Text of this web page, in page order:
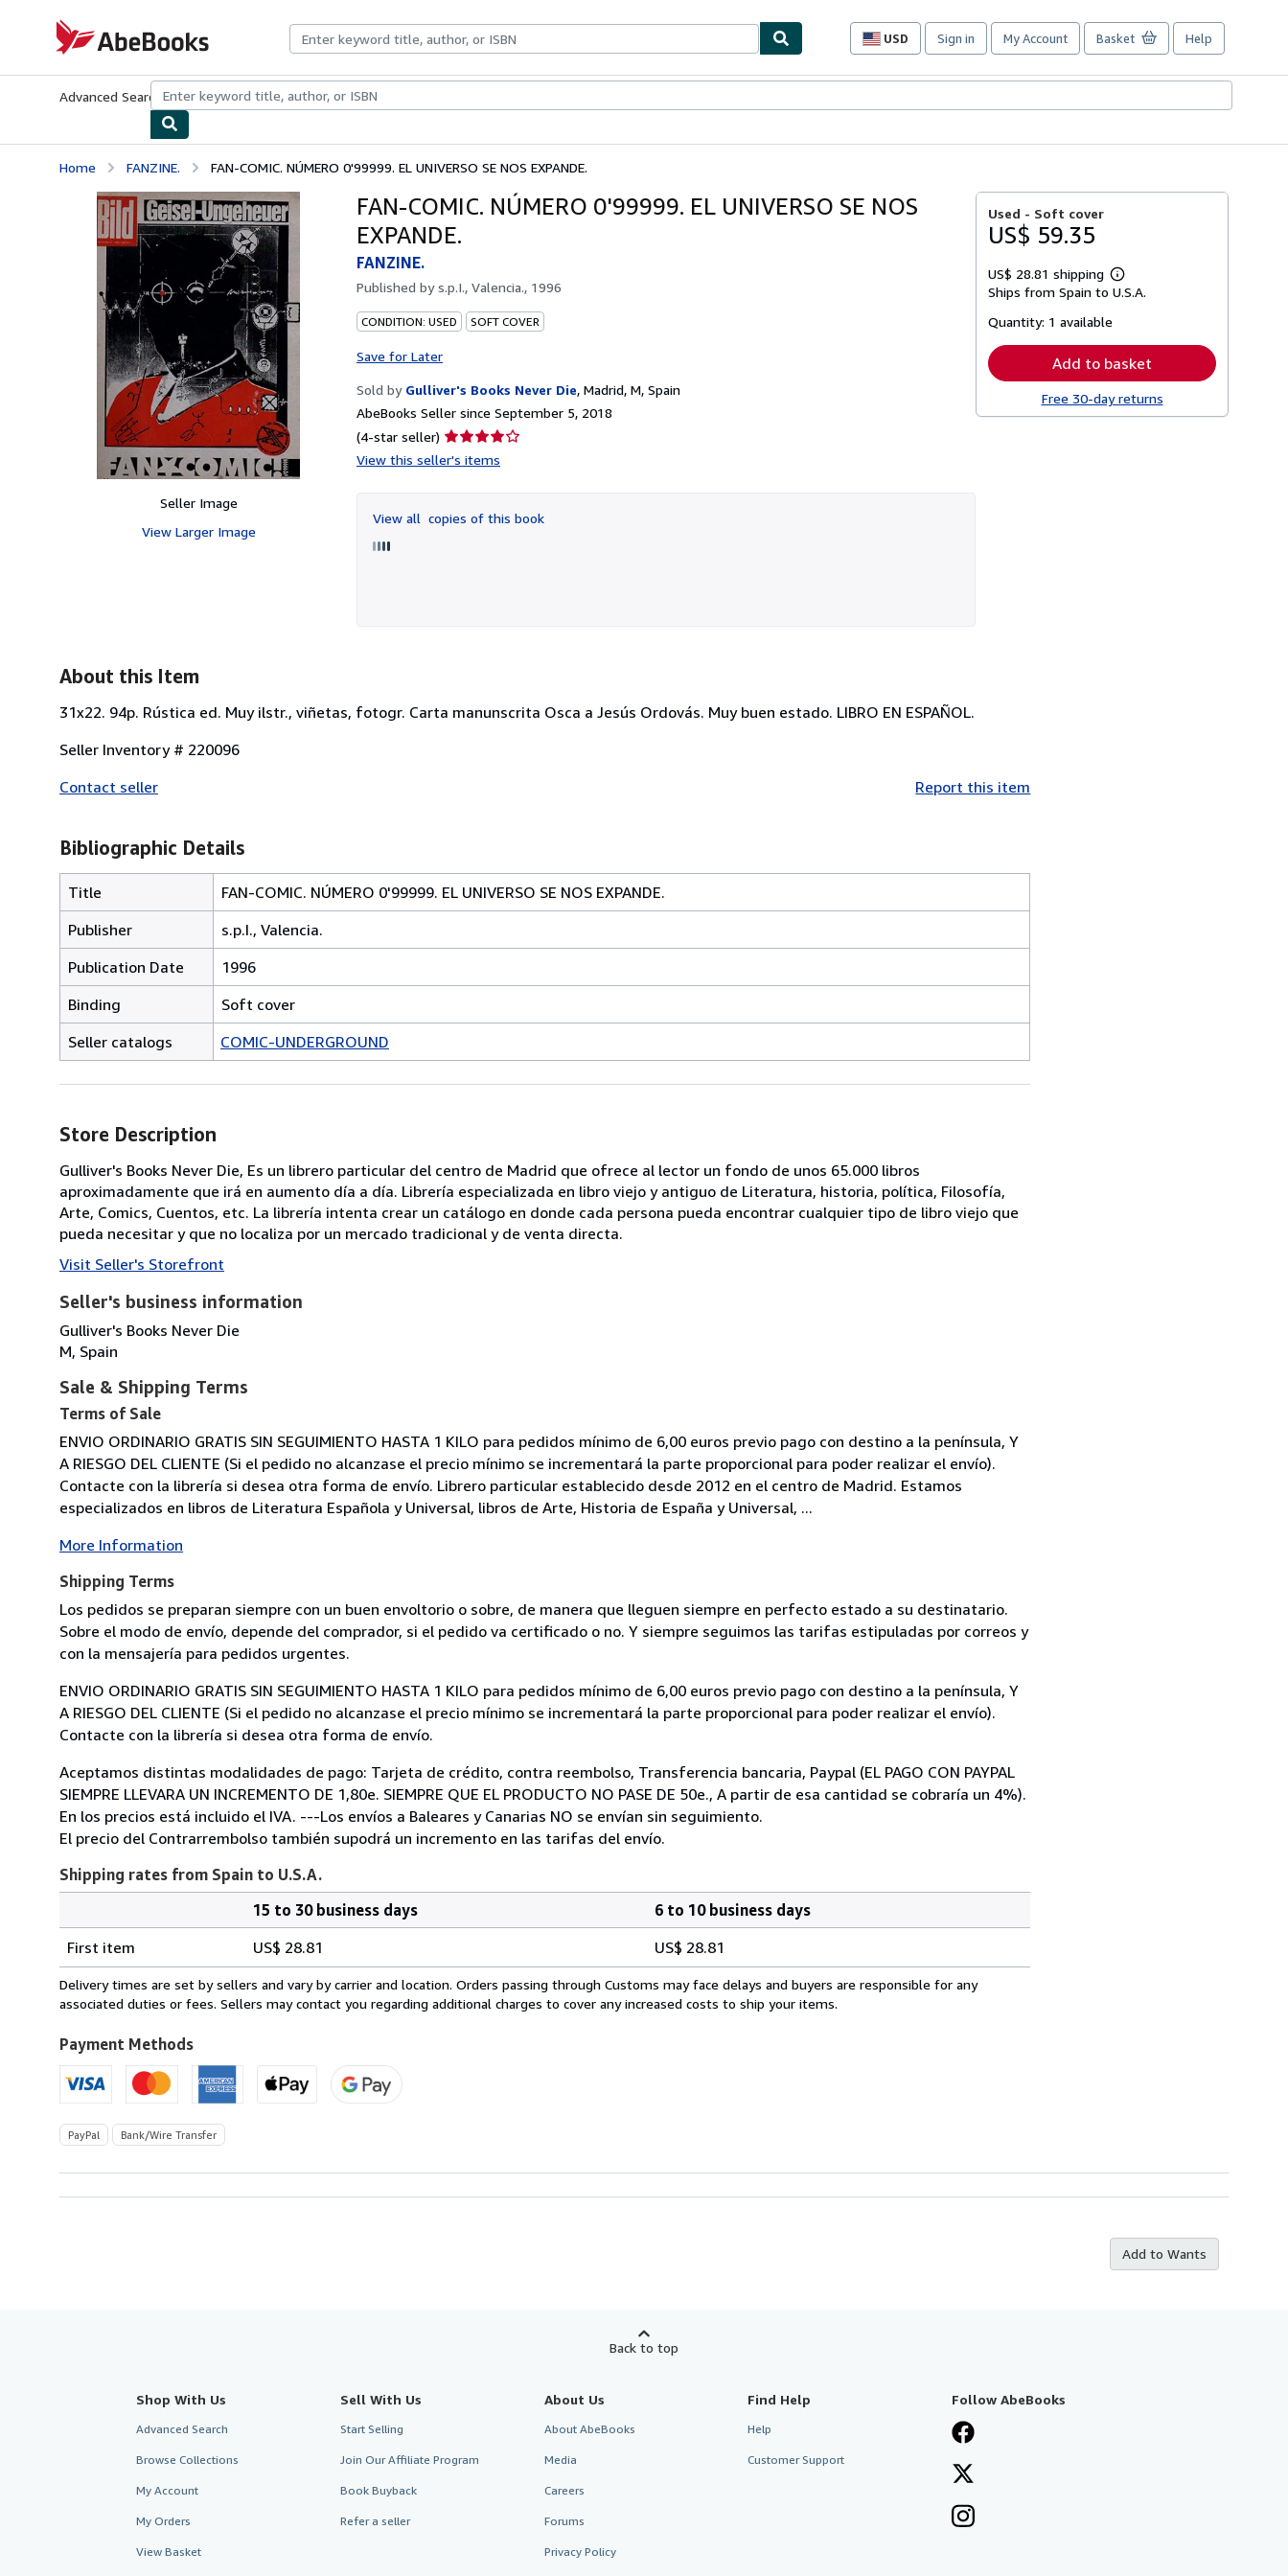
AbeBooks.com
USD
Site
preferences
Sign in My Account Basket Help
Advanced Search Browse CollectionsRare BooksArt & Collectibles
Home FANZINE. FAN-COMIC. NÚMERO 0'99999. EL UNIVERSO SE NOS EXPANDE.
Seller Image
View Larger Image
FAN-COMIC. NÚMERO 0'99999. EL UNIVERSO SE NOS
EXPANDE.
FANZINE.
Published bys.p.I., Valencia., 1996
CONDITION: USED SOFT COVER
Save for Later
Sold by Gulliver's Books Never Die, Madrid, M, Spain
AbeBooks Seller since September 5, 2018
(4-star seller) Seller
rating
of
5
View this seller's items
View all copies of this book
Used - Soft cover
US$ 59.35
US$ 28.81 shipping
Learn
more
Ships from Spain to U.S.A.
Quantity: 1 available
Add to basket
Free 30-day returns
About this Item
31x22. 94p. Rústica ed. Muy ilstr., viñetas, fotogr. Carta manunscrita Osca a Jesús Ordovás. Muy buen estado. LIBRO EN ESPAÑOL.
Seller Inventory # 220096
Contact seller
Report this item
Bibliographic Details
Title
FAN-COMIC. NÚMERO 0'99999. EL UNIVERSO SE NOS EXPANDE.
Publisher
s.p.I., Valencia.
Publication Date
1996
Binding
Soft cover
Seller catalogs
COMIC-UNDERGROUND
Store Description
Gulliver's Books Never Die, Es un librero particular del centro de Madrid que ofrece al lector un fondo de unos 65.000 libros
aproximadamente que irá en aumento día a día. Librería especializada en libro viejo y antiguo de Literatura, historia, política, Filosofía,
Arte, Comics, Cuentos, etc. La librería intenta crear un catálogo en donde cada persona pueda encontrar cualquier tipo de libro viejo que
pueda necesitar y que no localiza por un mercado tradicional y de venta directa.
Visit Seller's Storefront
Seller's business information
Gulliver's Books Never Die
M, Spain
Sale & Shipping Terms
Terms of Sale
ENVIO ORDINARIO GRATIS SIN SEGUIMIENTO HASTA 1 KILO para pedidos mínimo de 6,00 euros previo pago con destino a la península, Y
A RIESGO DEL CLIENTE (Si el pedido no alcanzase el precio mínimo se incrementará la parte proporcional para poder realizar el envío).
Contacte con la librería si desea otra forma de envío. Librero particular establecido desde 2012 en el centro de Madrid. Estamos
especializados en libros de Literatura Española y Universal, libros de Arte, Historia de España y Universal, ...
More Information
Shipping Terms
Los pedidos se preparan siempre con un buen envoltorio o sobre, de manera que lleguen siempre en perfecto estado a su destinatario.
Sobre el modo de envío, depende del comprador, si el pedido va certificado o no. Y siempre seguimos las tarifas estipuladas por correos y
con la mensajería para pedidos urgentes.
ENVIO ORDINARIO GRATIS SIN SEGUIMIENTO HASTA 1 KILO para pedidos mínimo de 6,00 euros previo pago con destino a la península, Y
A RIESGO DEL CLIENTE (Si el pedido no alcanzase el precio mínimo se incrementará la parte proporcional para poder realizar el envío).
Contacte con la librería si desea otra forma de envío.
Aceptamos distintas modalidades de pago: Tarjeta de crédito, contra reembolso, Transferencia bancaria, Paypal (EL PAGO CON PAYPAL
SIEMPRE LLEVARA UN INCREMENTO DE 1,80e. SIEMPRE QUE EL PRODUCTO NO PASE DE 50e., A partir de esa cantidad se cobraría un 4%).
En los precios está incluido el IVA. ---Los envíos a Baleares y Canarias NO se envían sin seguimiento.
El precio del Contrarrembolso también supodrá un incremento en las tarifas del envío.
Shipping rates from Spain to U.S.A.
rates
from
Spain
U.S.A.
15 to 30 business days
6 to 10 business days
First item
US$ 28.81 US$ 28.81
Delivery times are set by sellers and vary by carrier and location. Orders passing through Customs may face delays and buyers are responsible for any
associated duties or fees. Sellers may contact you regarding additional charges to cover any increased costs to ship your items.
Payment Methods
PayPal Bank/Wire Transfer
Add to Wants
Back to top
Shop With Us
Advanced Search
Browse Collections
My Account
My Orders
View Basket
Sell With Us
Start Selling
Join Our Affiliate Program
Book Buyback
Refer a seller
About Us
About AbeBooks
Media
Careers
Forums
Privacy Policy
Find Help
Help
Customer Support
Follow AbeBooks